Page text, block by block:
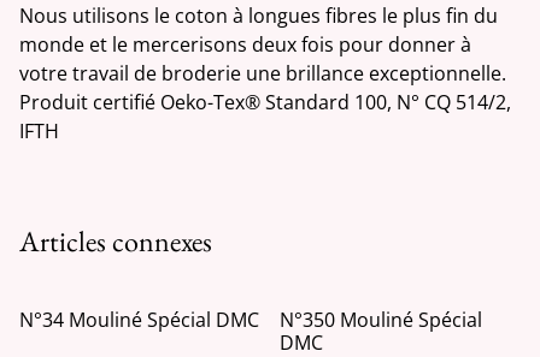
Nous utilisons le coton à longues fibres le plus fin du
monde et le mercerisons deux fois pour donner à
votre travail de broderie une brillance exceptionnelle.
Produit certifié Oeko-Tex® Standard 100, N° CQ 514/2,
IFTH
Articles connexes
N°34 Mouliné Spécial DMC
N°350 Mouliné Spécial
DMC